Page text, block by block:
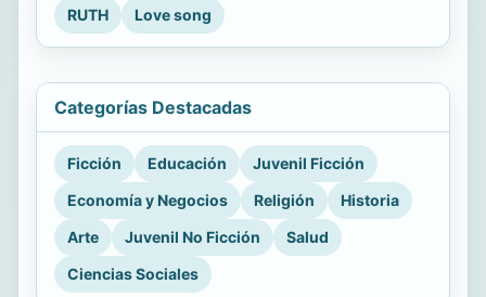
RUTH
Love song
Categorías Destacadas
Ficción Educación
Juvenil Ficción
Economía y Negocios
Religión
Historia
Arte
Juvenil No Ficción
Salud
Ciencias Sociales